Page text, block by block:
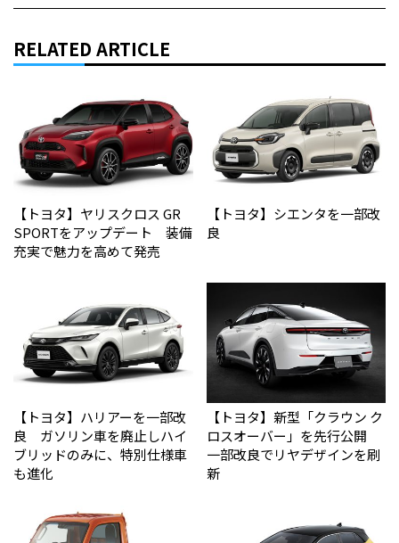
RELATED ARTICLE
【トヨタ】ヤリスクロス GR
SPORTをアップデート 装備
充実で魅力を高めて発売
【トヨタ】シエンタを一部改
良
【トヨタ】ハリアーを一部改
良 ガソリン車を廃止しハイ
ブリッドのみに、特別仕様車
も進化
【トヨタ】新型「クラウン ク
ロスオーバー」を先行公開
一部改良でリヤデザインを刷
新